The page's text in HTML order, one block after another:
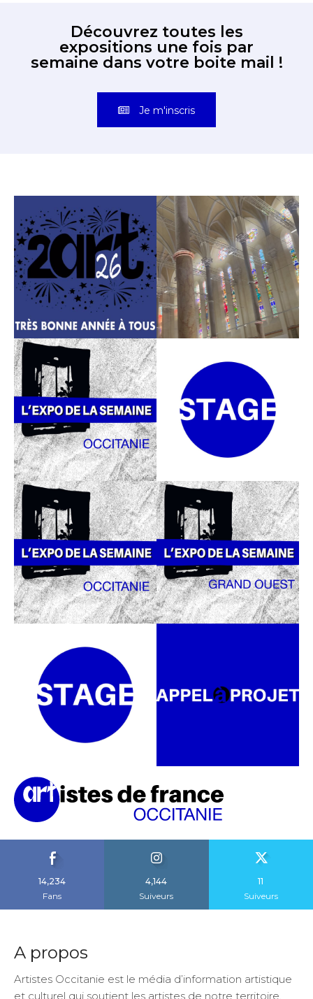
Découvrez toutes les
expositions une fois par
semaine dans votre boite mail !
Je m'inscris
14,234
Fans
4,144
Suiveurs
11
Suiveurs
A propos
Artistes Occitanie est le média d’information artistique
et culturel qui soutient les artistes de notre territoire.